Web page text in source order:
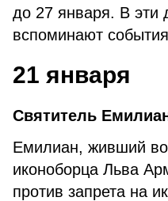
до 27 января. В эти
вспоминают
21 января
Святитель
Емилиан, живший
иконоборца Льва
против запрета на